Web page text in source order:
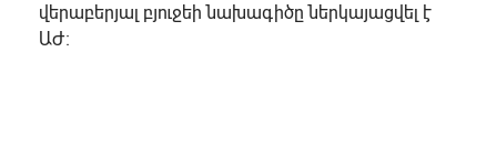
վերաբերյալ բյուջեի նախագիծը ներկայացվել է
ԱԺ։